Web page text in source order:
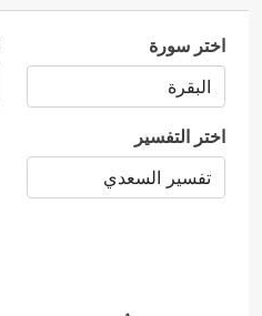
اختر سورة
اختر التفسير